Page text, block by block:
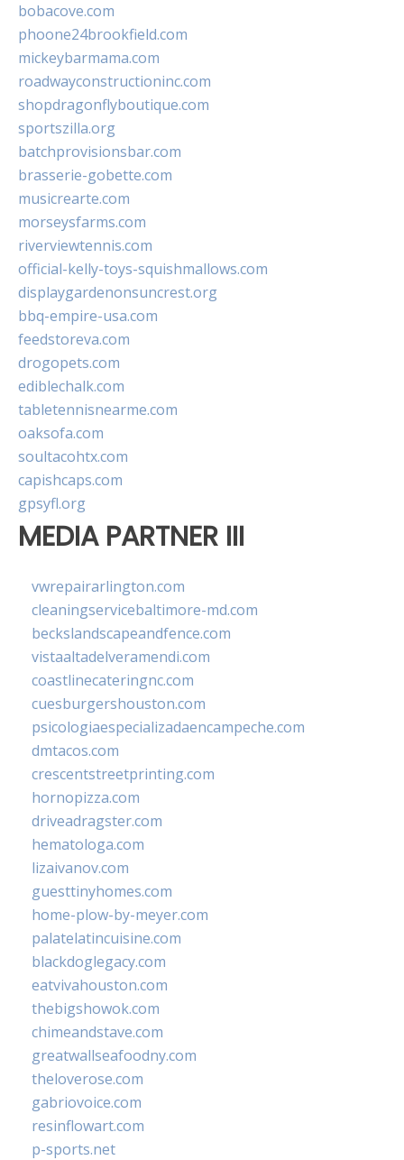
bobacove.com
phoone24brookfield.com
mickeybarmama.com
roadwayconstructioninc.com
shopdragonflyboutique.com
sportszilla.org
batchprovisionsbar.com
brasserie-gobette.com
musicrearte.com
morseysfarms.com
riverviewtennis.com
official-kelly-toys-squishmallows.com
displaygardenonsuncrest.org
bbq-empire-usa.com
feedstoreva.com
drogopets.com
ediblechalk.com
tabletennisnearme.com
oaksofa.com
soultacohtx.com
capishcaps.com
gpsyfl.org
MEDIA PARTNER III
vwrepairarlington.com
cleaningservicebaltimore-md.com
beckslandscapeandfence.com
vistaaltadelveramendi.com
coastlinecateringnc.com
cuesburgershouston.com
psicologiaespecializadaencampeche.com
dmtacos.com
crescentstreetprinting.com
hornopizza.com
driveadragster.com
hematologa.com
lizaivanov.com
guesttinyhomes.com
home-plow-by-meyer.com
palatelatincuisine.com
blackdoglegacy.com
eatvivahouston.com
thebigshowok.com
chimeandstave.com
greatwallseafoodny.com
theloverose.com
gabriovoice.com
resinflowart.com
p-sports.net